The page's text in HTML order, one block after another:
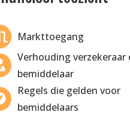
Markttoegang
Verhouding verzekeraar
bemiddelaar
Regels die gelden voor
bemiddelaars